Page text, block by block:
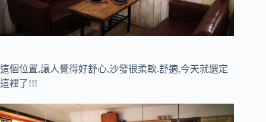
這個位置,讓人覺得好舒心,沙發很柔軟.舒適,今天就選定
這裡了!!!